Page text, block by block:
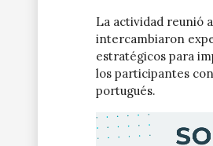
La actividad reunió
intercambiaron
estratégicos para
los participantes
portugués.